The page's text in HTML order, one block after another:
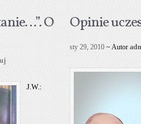
O
J.W.:
Opinie
sty 29, 2010 ~ Autor